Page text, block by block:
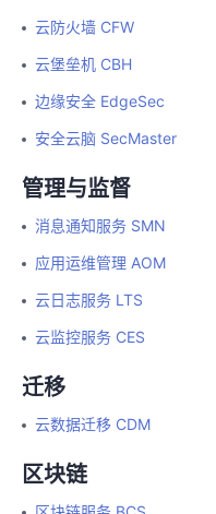
云防火墙 CFW
云堡垒机 CBH
边缘安全 EdgeSec
安全云脑 SecMaster
管理与监督
消息通知服务 SMN
应用运维管理 AOM
云日志服务 LTS
云监控服务 CES
迁移
云数据迁移 CDM
区块链